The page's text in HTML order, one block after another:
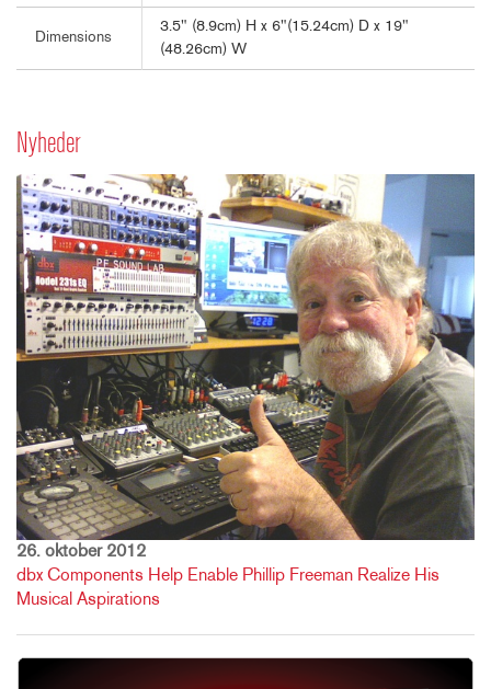
Dimensions
3.5" (8.9cm) H x 6"(15.24cm) D x 19"
(48.26cm) W
Nyheder
26. oktober 2012
dbx Components Help Enable Phillip Freeman Realize His
Musical Aspirations